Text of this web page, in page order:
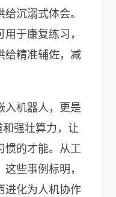
沉溺式体会。
于康复练习，
给精准辅佐，减
入机器人，更是
强壮算力，让
惯的才能。从工
些事例标明，
进化为人机协作